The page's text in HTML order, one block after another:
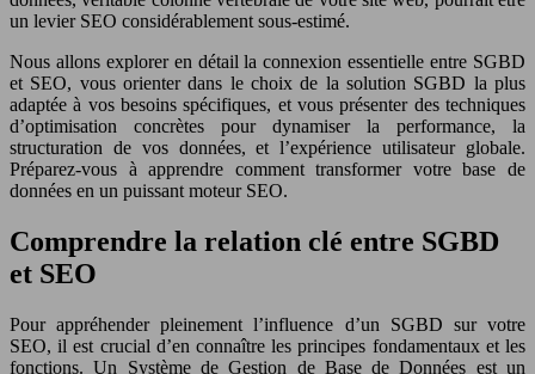
un levier SEO considérablement sous-estimé.
Nous allons explorer en détail la connexion essentielle entre SGBD
et SEO, vous orienter dans le choix de la solution SGBD la plus
adaptée à vos besoins spécifiques, et vous présenter des techniques
d’optimisation concrètes pour dynamiser la performance, la
structuration de vos données, et l’expérience utilisateur globale.
Préparez-vous à apprendre comment transformer votre base de
données en un puissant moteur SEO.
Comprendre la relation clé entre SGBD
et SEO
Pour appréhender pleinement l’influence d’un SGBD sur votre
SEO, il est crucial d’en connaître les principes fondamentaux et les
fonctions. Un Système de Gestion de Base de Données est un